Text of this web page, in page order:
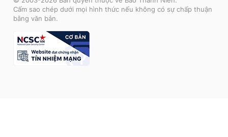
Cấm sao chép dưới mọi hình thức nếu không có sự chấp thuận
bằng văn bản.